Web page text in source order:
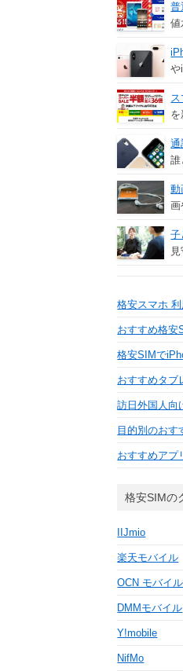
普
値
や
通
誰
動
画
子
格安スマホ
おすすめ格安
格安SIMで
おすすめタブ
訪日外国人向
目的別のおす
おすすめアプ
格安SIMの
IIJmio
楽天モバイル
OCN モバイ
DMMモバイル
Y!mobile
NifMo